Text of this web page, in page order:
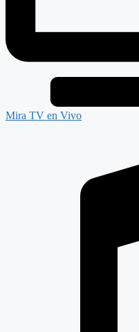
Mira TV en Vivo